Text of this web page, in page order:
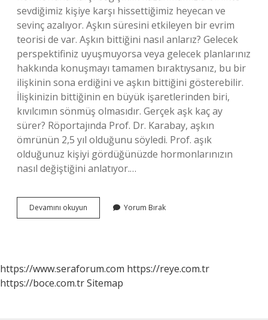
sevdiğimiz kişiye karşı hissettiğimiz heyecan ve
sevinç azalıyor. Aşkın süresini etkileyen bir evrim
teorisi de var. Aşkın bittiğini nasıl anlarız? Gelecek
perspektifiniz uyuşmuyorsa veya gelecek planlarınız
hakkında konuşmayı tamamen bıraktıysanız, bu bir
ilişkinin sona erdiğini ve aşkın bittiğini gösterebilir.
İlişkinizin bittiğinin en büyük işaretlerinden biri,
kıvılcımın sönmüş olmasıdır. Gerçek aşk kaç ay
sürer? Röportajında ​​Prof. Dr. Karabay, aşkın
ömrünün 2,5 yıl olduğunu söyledi. Prof. aşık
olduğunuz kişiyi gördüğünüzde hormonlarınızın
nasıl değiştiğini anlatıyor.…
Devamını okuyun
Aşk
Yorum Bırak
https://www.seraforum.com https://reye.com.tr
https://boce.com.trSitemap